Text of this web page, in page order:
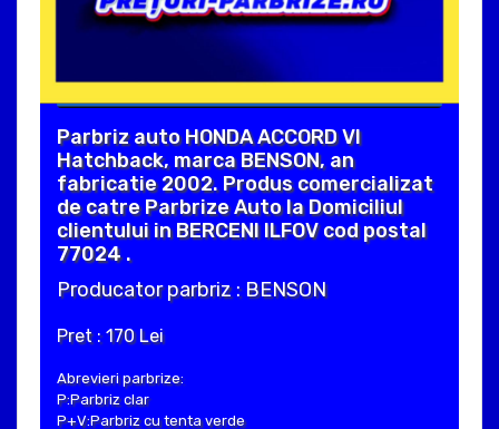
Parbriz auto HONDA ACCORD VI
Hatchback, marca BENSON, an
fabricatie 2002. Produs comercializat
de catre Parbrize Auto la Domiciliul
clientului in BERCENI ILFOV cod postal
77024 .
Producator parbriz : BENSON
Pret : 170 Lei
Abrevieri parbrize:
P:Parbriz clar
P+V:Parbriz cu tenta verde